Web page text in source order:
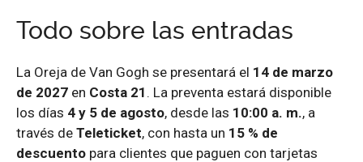
Todo sobre las entradas
La Oreja de Van Gogh se presentará el 14 de marzo
de 2027 en Costa 21 . La preventa estará disponible
los días 4 y 5 de agosto, desde las 10:00 a. m., a
través de Teleticket, con hasta un 15 % de
descuento para clientes que paguen con tarjetas